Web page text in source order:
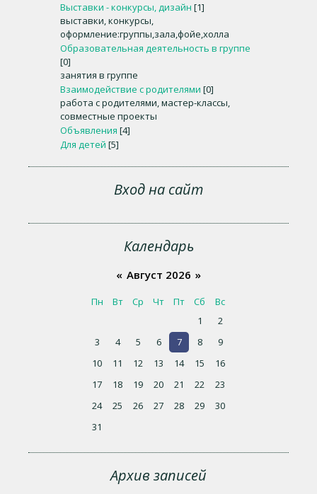
Выставки - конкурсы, дизайн [1]
выставки, конкурсы,
оформление:группы,зала,фойе,холла
Образовательная деятельность в группе
[0]
занятия в группе
Взаимодействие с родителями [0]
работа с родителями, мастер-классы,
совместные проекты
Объявления [4]
Для детей [5]
Вход на сайт
Календарь
« Август 2026 »
Пн Вт Ср Чт Пт Сб
Вс
1
2
3
4 5 6 7 8
9
10
11 12 13 14 15
16
17
18 19 20 21 22
23
24
25 26 27 28 29
30
31
Архив записей